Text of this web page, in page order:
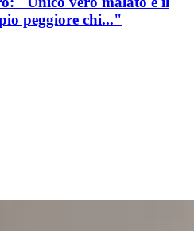
peggiore chi..."